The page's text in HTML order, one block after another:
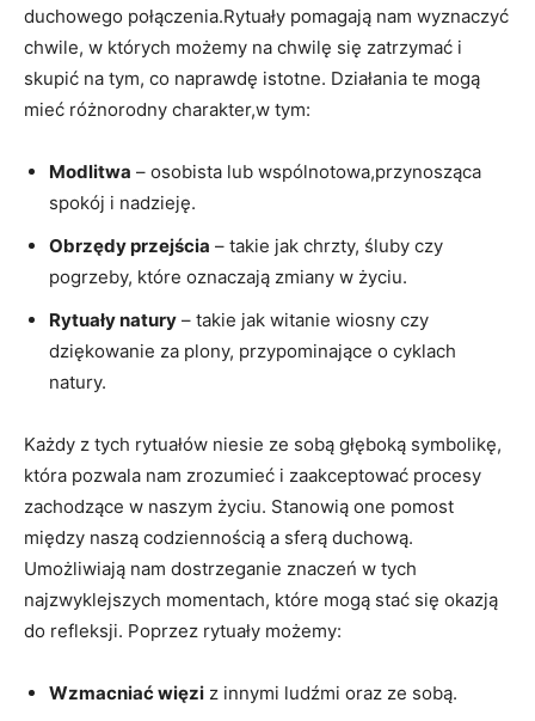
duchowego połączenia.Rytuały pomagają nam wyznaczyć
chwile, w których możemy na chwilę się zatrzymać i
skupić na tym, co naprawdę istotne. Działania te mogą
mieć różnorodny charakter,w tym:
Modlitwa – osobista lub wspólnotowa,przynosząca
spokój i nadzieję.
Obrzędy przejścia – takie jak chrzty, śluby czy
pogrzeby, które oznaczają zmiany w życiu.
Rytuały natury – takie jak witanie wiosny czy
dziękowanie za plony, przypominające o cyklach
natury.
Każdy z tych rytuałów niesie ze sobą głęboką symbolikę,
która pozwala nam zrozumieć i zaakceptować procesy
zachodzące w naszym życiu. Stanowią one pomost
między naszą codziennością a sferą duchową.
Umożliwiają nam dostrzeganie znaczeń w tych
najzwyklejszych momentach, które mogą stać się okazją
do refleksji. Poprzez rytuały możemy:
Wzmacniać więzi z innymi ludźmi oraz ze sobą.